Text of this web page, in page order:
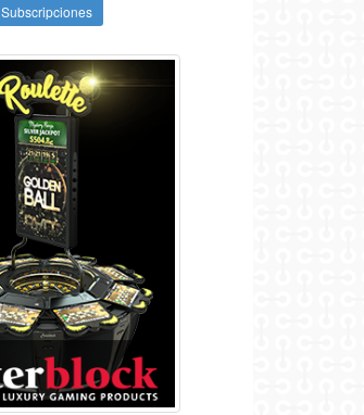
Subscripciones